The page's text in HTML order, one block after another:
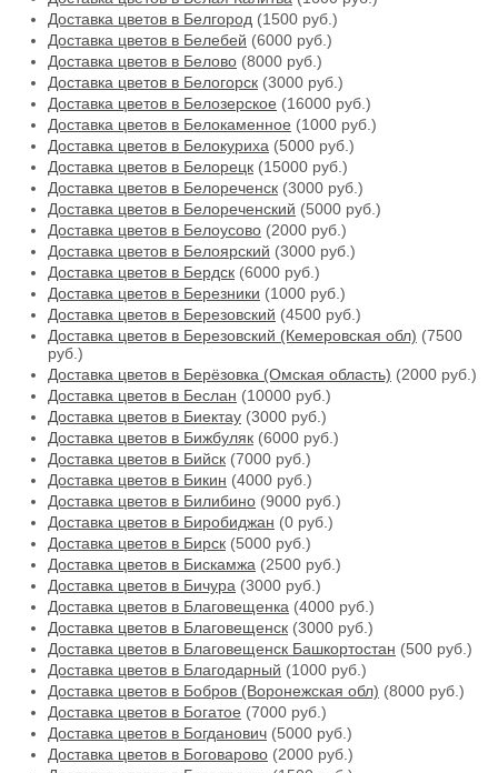
Доставка цветов в Белгород (1500 руб.)
Доставка цветов в Белебей (6000 руб.)
Доставка цветов в Белово (8000 руб.)
Доставка цветов в Белогорск (3000 руб.)
Доставка цветов в Белозерское (16000 руб.)
Доставка цветов в Белокаменное (1000 руб.)
Доставка цветов в Белокуриха (5000 руб.)
Доставка цветов в Белорецк (15000 руб.)
Доставка цветов в Белореченск (3000 руб.)
Доставка цветов в Белореченский (5000 руб.)
Доставка цветов в Белоусово (2000 руб.)
Доставка цветов в Белоярский (3000 руб.)
Доставка цветов в Бердск (6000 руб.)
Доставка цветов в Березники (1000 руб.)
Доставка цветов в Березовский (4500 руб.)
Доставка цветов в Березовский (Кемеровская обл) (7500
руб.)
Доставка цветов в Берёзовка (Омская область) (2000 руб.)
Доставка цветов в Беслан (10000 руб.)
Доставка цветов в Биектау (3000 руб.)
Доставка цветов в Бижбуляк (6000 руб.)
Доставка цветов в Бийск (7000 руб.)
Доставка цветов в Бикин (4000 руб.)
Доставка цветов в Билибино (9000 руб.)
Доставка цветов в Биробиджан (0 руб.)
Доставка цветов в Бирск (5000 руб.)
Доставка цветов в Бискамжа (2500 руб.)
Доставка цветов в Бичура (3000 руб.)
Доставка цветов в Благовещенка (4000 руб.)
Доставка цветов в Благовещенск (3000 руб.)
Доставка цветов в Благовещенск Башкортостан (500 руб.)
Доставка цветов в Благодарный (1000 руб.)
Доставка цветов в Бобров (Воронежская обл) (8000 руб.)
Доставка цветов в Богатое (7000 руб.)
Доставка цветов в Богданович (5000 руб.)
Доставка цветов в Боговарово (2000 руб.)